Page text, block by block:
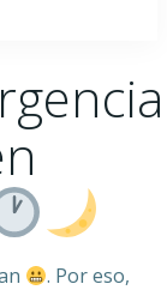
. Por eso,